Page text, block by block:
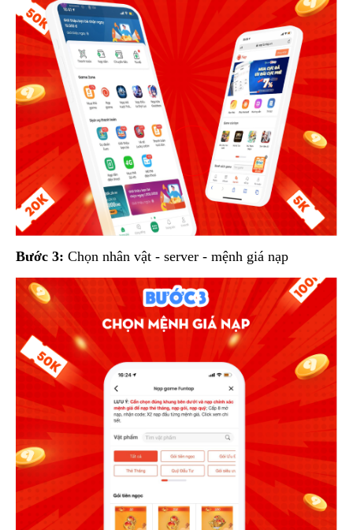
Bước 3: Chọn nhân vật - server - mệnh giá nạp